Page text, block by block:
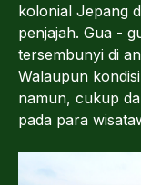
kolonial Jepang
penjajah. Gua -
tersembunyi di
Walaupun
namun, cukup
pada para